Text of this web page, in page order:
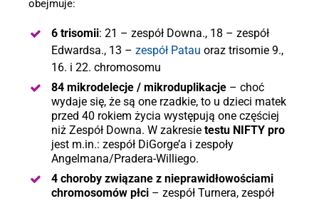
obejmuje:
6 trisomii: 21 – zespół Downa., 18 – zespół
Edwardsa., 13 – zespół Patau oraz trisomie 9.,
16. i 22. chromosomu
84 mikrodelecje / mikroduplikacje – choć
wydaje się, że są one rzadkie, to u dzieci matek
przed 40 rokiem życia występują one częściej
niż Zespół Downa. W zakresie testu NIFTY pro
jest m.in.: zespół DiGorge’a i zespoły
Angelmana/Pradera-Williego.
4 choroby związane z nieprawidłowościami
chromosomów płci – zespół Turnera, zespół